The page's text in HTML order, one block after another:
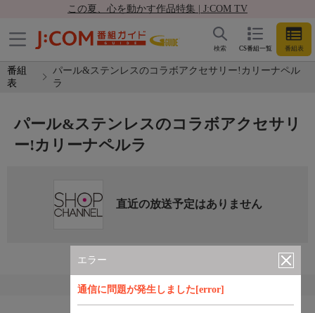
この夏、心を動かす作品特集 | J:COM TV
CS番組一覧 番組表
検索
番組
表
パール&ステンレスのコラボアクセサリー!カリーナペル
ラ
エラー
通信に問題が発生しました[error]
パール&ステンレスのコラボアクセサリ
ー!カリーナペルラ
直近の放送予定はありません